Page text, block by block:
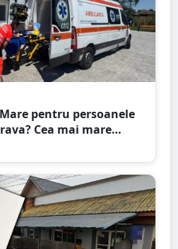
pentru persoanele
Cea mai mare